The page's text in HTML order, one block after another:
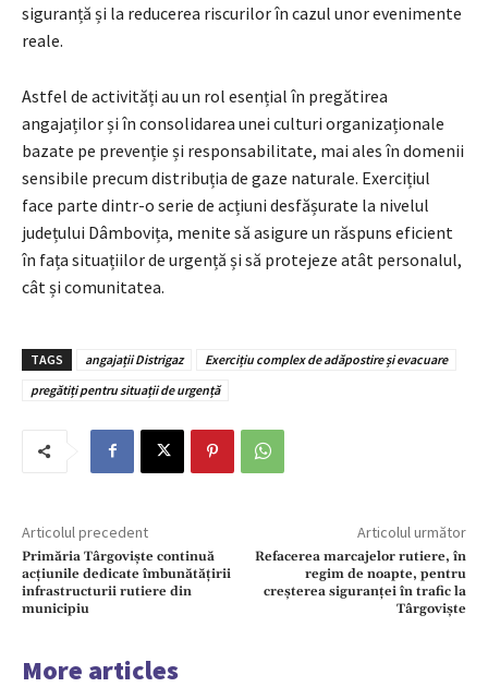
siguranță și la reducerea riscurilor în cazul unor evenimente
reale.
Astfel de activități au un rol esențial în pregătirea
angajaților și în consolidarea unei culturi organizaționale
bazate pe prevenție și responsabilitate, mai ales în domenii
sensibile precum distribuția de gaze naturale. Exercițiul
face parte dintr-o serie de acțiuni desfășurate la nivelul
județului Dâmbovița, menite să asigure un răspuns eficient
în fața situațiilor de urgență și să protejeze atât personalul,
cât și comunitatea.
TAGS angajații Distrigaz
Exercițiu complex de adăpostire și evacuare
pregătiți pentru situații de urgență
Articolul precedent
Primăria Târgoviște continuă
acțiunile dedicate îmbunătățirii
infrastructurii rutiere din
municipiu
Articolul următor
Refacerea marcajelor rutiere, în
regim de noapte, pentru
creșterea siguranței în trafic la
Târgoviște
More articles